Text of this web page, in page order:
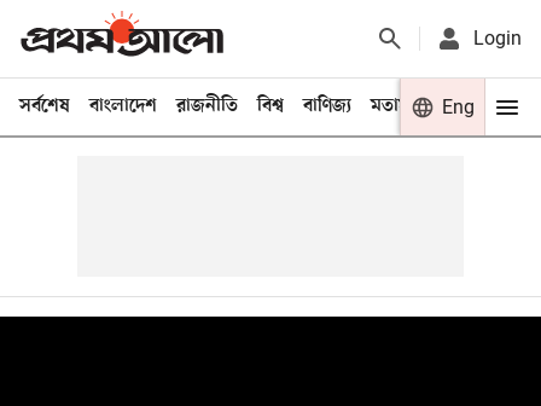
Login
সর্বশেষ বাংলাদেশ রাজনীতি বিশ্ব বাণিজ্য মতামত খেলা
Eng